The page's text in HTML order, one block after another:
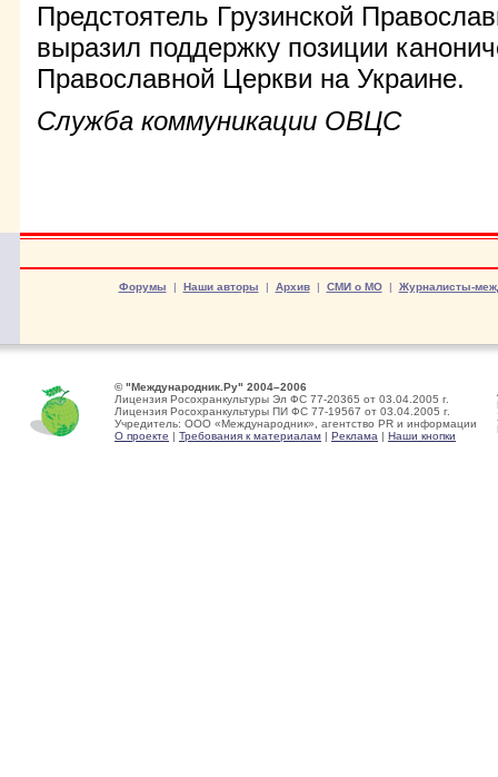
Предстоятель Грузинской
выразил поддержку позиции
Православной Церкви на Украине.
Служба коммуникации ОВЦС
Форумы | Наши авторы | Архив| СМИ о МО| Журналисты-
© "Международник.Ру" 2004–2006
Лицензия Росохранкультуры Эл ФС 77-20365 от 03.04.2005 г.
Лицензия Росохранкультуры ПИ ФС 77-19567 от 03.04.2005 г.
Учредитель: ООО «Международник», агентство PR и информации
О проекте | Требования к материалам | Реклама | Наши кнопки